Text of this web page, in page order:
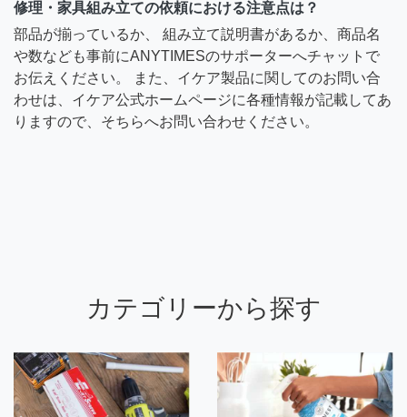
修理・家具組み立ての依頼における注意点は？
部品が揃っているか、 組み立て説明書があるか、商品名
や数なども事前にANYTIMESのサポーターへチャットで
お伝えください。 また、イケア製品に関してのお問い合
わせは、イケア公式ホームページに各種情報が記載してあ
りますので、そちらへお問い合わせください。
カテゴリーから探す